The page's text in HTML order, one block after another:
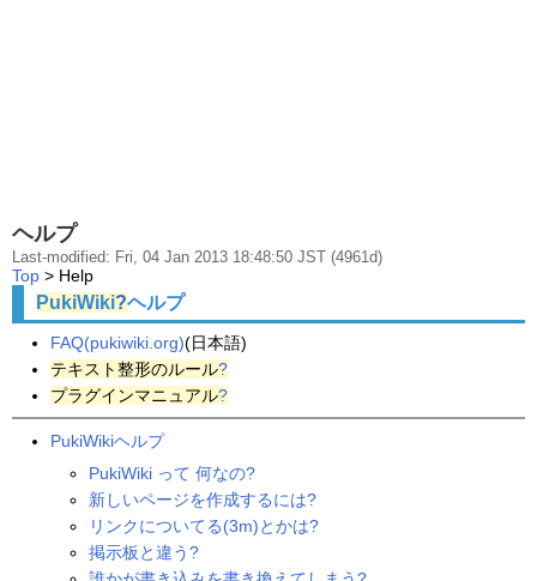
ヘルプ
Last-modified: Fri, 04 Jan 2013 18:48:50 JST (4961d)
Top > Help
PukiWiki?ヘルプ
FAQ(pukiwiki.org)(日本語)
テキスト整形のルール?
プラグインマニュアル?
PukiWikiヘルプ
PukiWiki って 何なの?
新しいページを作成するには?
リンクについてる(3m)とかは?
掲示板と違う?